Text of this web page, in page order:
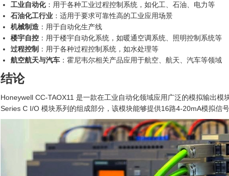
工业自动化：用于各种工业过程控制系统，如化工、石油、电力等
石油化工行业 ：适用于要求可靠性高的工业应用场景
机械制造 ：用于自动化生产线
楼宇自控 ：用于楼宇自动化系统，如暖通空调系统、照明控制系统等
过程控制 ：用于各种过程控制系统，如水处理等
航空航天与汽车 ：霍尼韦尔相关产品应用于航空、航天、汽车等领域
结论
Honeywell CC-TAOX11 是一款在工业自动化领域应用广泛的模拟输出
Series C I/O 模块系列的组成部分，该模块能够提供16路4-20mA模拟信